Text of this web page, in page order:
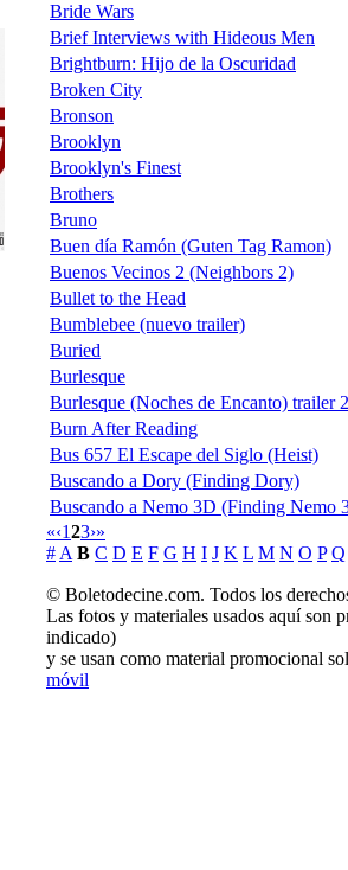
Bride Wars
Brief Interviews with Hideous Men
Brightburn: Hijo de la Oscuridad
Broken City
Bronson
Brooklyn
Brooklyn's Finest
Brothers
Bruno
Buen día Ramón (Guten Tag Ramon)
Buenos Vecinos 2 (Neighbors 2)
Bullet to the Head
Bumblebee (nuevo trailer)
Buried
Burlesque
Burlesque (Noches de Encanto) trailer
Burn After Reading
Bus 657 El Escape del Siglo (Heist)
Buscando a Dory (Finding Dory)
Buscando a Nemo 3D (Finding Nemo
«‹123›»
#A B C D E F G H I J K L M N O P Q
© Boletodecine.com. Todos los
Las fotos y materiales usados aquí son
indicado)
y se usan como material promocional
móvil